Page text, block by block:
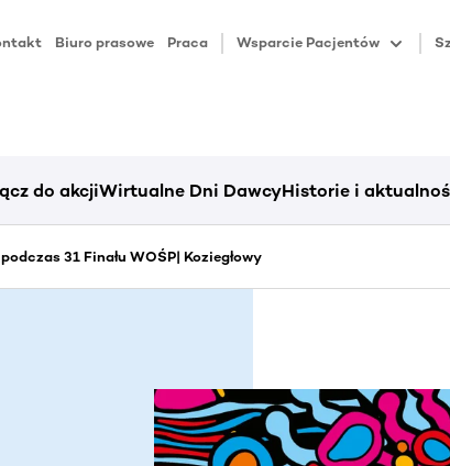
Biuro prasowe Praca Wsparcie Pacjentów
do akcjiWirtualne Dni DawcyHistorie i
31 Finału WOŚP| Koziegłowy